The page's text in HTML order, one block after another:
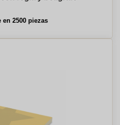
en 2500 piezas